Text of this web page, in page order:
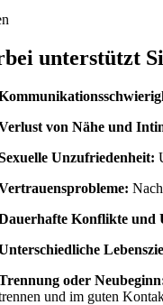
unterstützt
von Nähe und
Unzufriedenheit:
Konflikte und
oder
und im guten